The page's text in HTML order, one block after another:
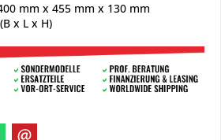
mm x 455 mm x 130 mm
(B x L x H)